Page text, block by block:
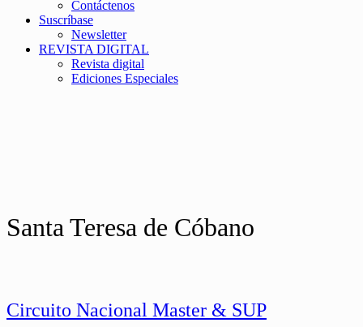
Contáctenos
Suscríbase
Newsletter
REVISTA DIGITAL
Revista digital
Ediciones Especiales
Santa Teresa de Cóbano
Circuito Nacional Master & SUP